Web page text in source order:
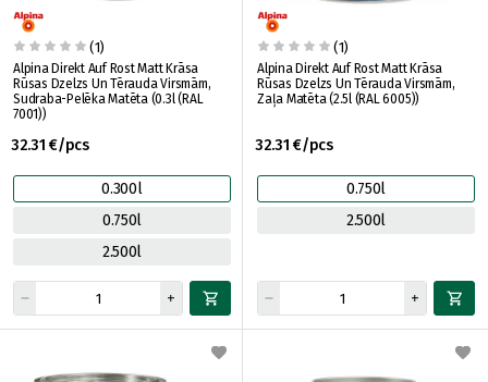
(1)
Alpina Direkt Auf Rost Matt Krāsa
Rūsas Dzelzs Un Tērauda Virsmām,
Sudraba-Pelēka Matēta (0.3l (RAL
7001))
32.31 €/pcs
0.300l
0.750l
2.500l
(1)
Alpina Direkt Auf Rost Matt Krāsa
Rūsas Dzelzs Un Tērauda Virsmām,
Zaļa Matēta (2.5l (RAL 6005))
32.31 €/pcs
0.750l
2.500l